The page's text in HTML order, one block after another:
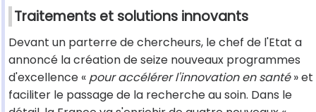
Traitements et solutions innovants
Devant un parterre de chercheurs, le chef de l'Etat a
annoncé la création de seize nouveaux programmes
d'excellence « pour accélérer l'innovation en santé» et
faciliter le passage de la recherche au soin. Dans le